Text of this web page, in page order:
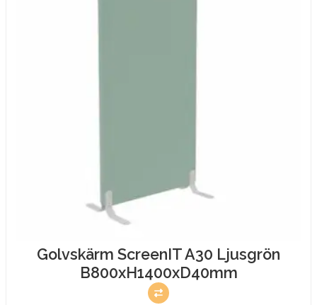
Golvskärm ScreenIT A30 Ljusgrön
B800xH1400xD40mm